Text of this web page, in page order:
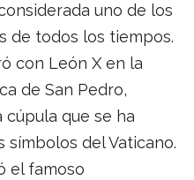
uno de los
de todos los tiempos.
con León X en la
de San Pedro,
cúpula que se ha
del Vaticano.
el famoso